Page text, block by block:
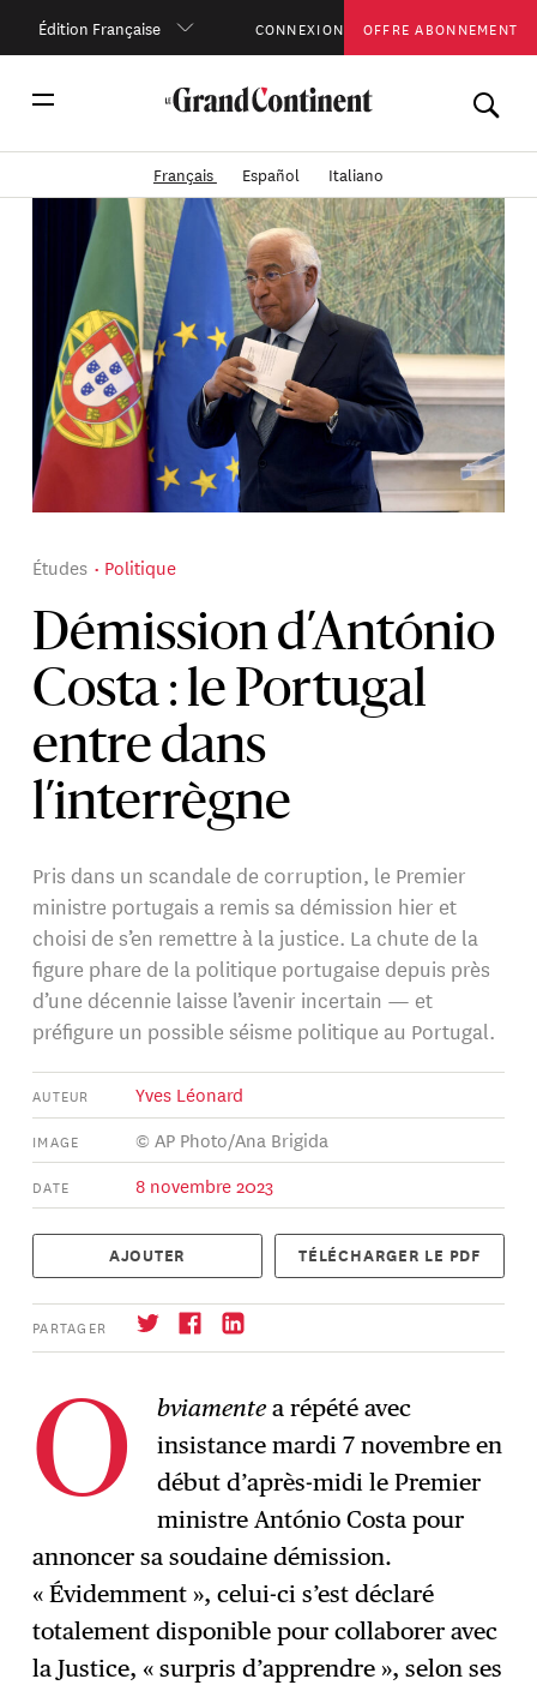
Édition Française CONNEXION OFFRE ABONNEMENT
Français Español Italiano
Démission d’António
Costa : le Portugal
entre dans
l’interrègne
Études Politique
Pris dans un scandale de corruption, le Premier
ministre portugais a remis sa démission hier et
choisi de s’en remettre à la justice. La chute de la
figure phare de la politique portugaise depuis près
d’une décennie laisse l’avenir incertain — et
préfigure un possible séisme politique au Portugal.
AUTEUR Yves Léonard
IMAGE © AP Photo/Ana Brigida
DATE 8 novembre 2023
AJOUTER TÉLÉCHARGER LE PDF
PARTAGER
→ S'abonner
O bviamentea répété avec
insistance mardi 7 novembre en
début d’après-midi le Premier
ministre António Costa pour
annoncer sa soudaine démission.
« Évidemment », celui-ci s’est déclaré
totalement disponible pour collaborer avec
la Justice, « surpris d’apprendre », selon ses